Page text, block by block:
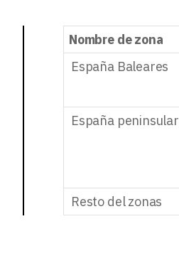
Nombre de zona
España Baleares
España peninsular
Resto del zonas